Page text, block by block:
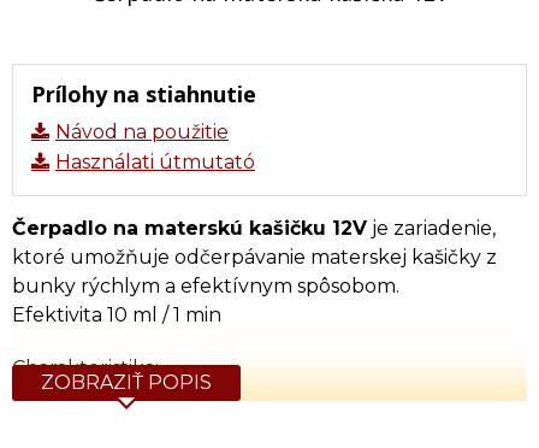
Prílohy na stiahnutie
Návod na použitie
Használati útmutató
Čerpadlo na materskú kašičku 12V je zariadenie,
ktoré umožňuje odčerpávanie materskej kašičky z
bunky rýchlym a efektívnym spôsobom.
Efektivita 10 ml / 1 min
Charakteristika:
ZOBRAZIŤ POPIS